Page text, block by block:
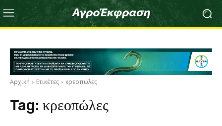
Αρχική Ετικέτες κρεοπώλες
Tag: κρεοπώλες